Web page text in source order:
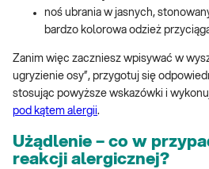
noś ubrania w jasnych,
bardzo kolorowa odzież
Zanim więc zaczniesz wpisywać w
ugryzienie osy”, przygotuj się
stosując powyższe wskazówki i
pod kątem alergii.
Użądlenie – co w
reakcji alergicznej?